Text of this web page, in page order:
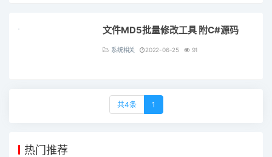
文件MD5批量修改工具 附C#源码
系统相关 2022-06-25 91
共4条 1
热门推荐